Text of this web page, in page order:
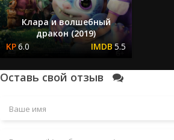
Клара и волшебный
дракон (2019)
6.0
5.5
Оставь свой отзыв